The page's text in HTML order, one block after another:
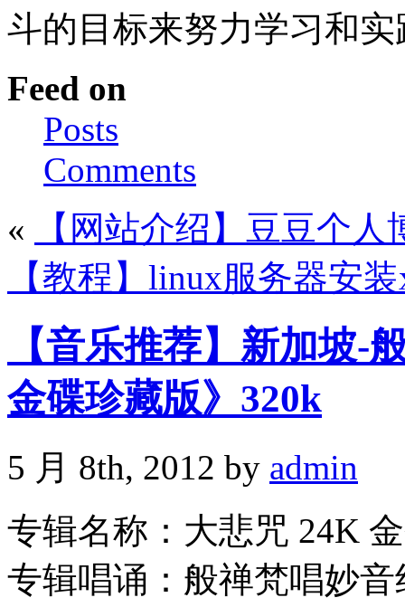
斗的目标来努力学习和
Feed on
Posts
Comments
«
【网站介绍】豆豆个
【教程】linux服务器安
【音乐推荐】新加坡-
金碟珍藏版》320k
5 月 8th, 2012 by admin
专辑名称：大悲咒 24K
专辑唱诵：般禅梵唱妙音